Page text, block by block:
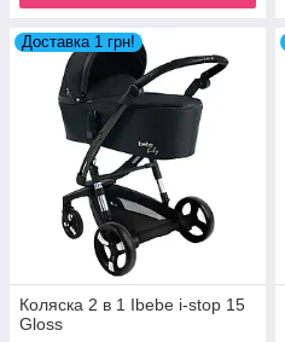
Доставка 1 грн!
Коляска 2 в 1 Ibebe i-stop 15
Gloss